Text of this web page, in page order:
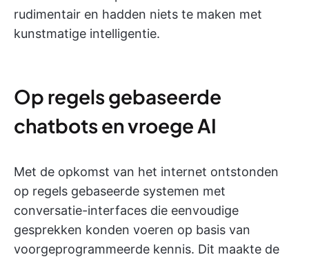
rudimentair en hadden niets te maken met
kunstmatige intelligentie.
Op regels gebaseerde
chatbots en vroege AI
Met de opkomst van het internet ontstonden
op regels gebaseerde systemen met
conversatie-interfaces die eenvoudige
gesprekken konden voeren op basis van
voorgeprogrammeerde kennis. Dit maakte de